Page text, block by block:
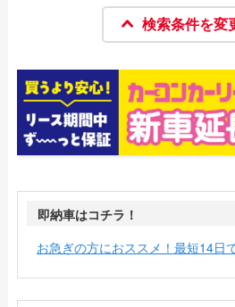
検索条件を変
即納車はコチラ！
お急ぎの方におススメ！最短14日